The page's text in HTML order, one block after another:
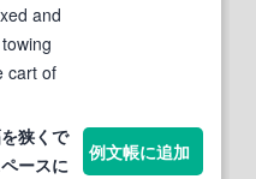
and
cart of
狭くで
ースに
例文帳に追加